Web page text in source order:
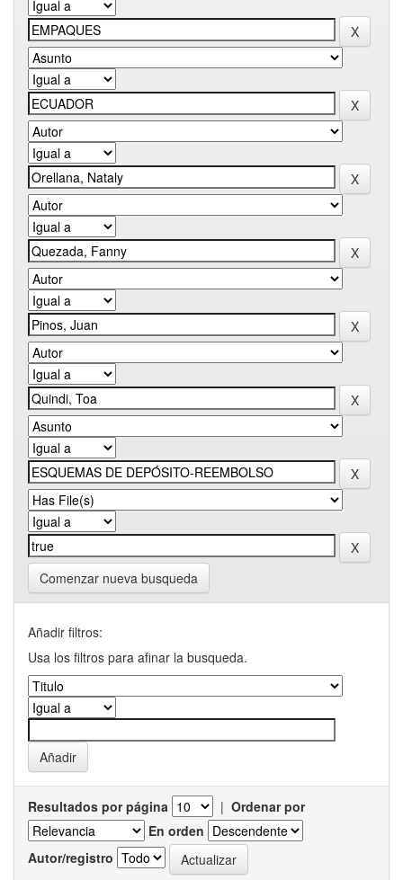
Comenzar nueva busqueda
Añadir filtros:
Usa los filtros para afinar la busqueda.
Resultados por página | Ordenar por
En orden
Autor/registro